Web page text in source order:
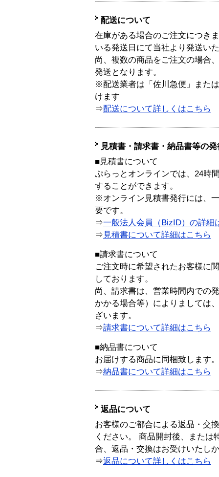
配送について
在庫がある場合のご注文につき
いる発送日にて当社より発送い
尚、複数の商品をご注文の場合
発送となります。
※配送業者は「佐川急便」また
けます
⇒配送について詳しくはこちら
見積書・請求書・納品書等の
■見積書について
ぷらっとオンラインでは、24時
することができます。
※オンライン見積書発行には、
要です。
⇒一般法人会員（BizID）の詳細
⇒ 見積書について詳細はこちら
■請求書について
ご注文時に希望されたお客様に
しております。
尚、請求書は、営業時間内での
かかる場合等）によりましては
ざいます。
⇒請求書について詳細はこちら
■納品書について
お届けする商品に同梱致します。
⇒納品書について詳細はこちら
返品について
お客様のご都合による返品・交
ください。 商品開封後、または
合、返品・交換はお受けいたし
⇒返品について詳しくはこちら